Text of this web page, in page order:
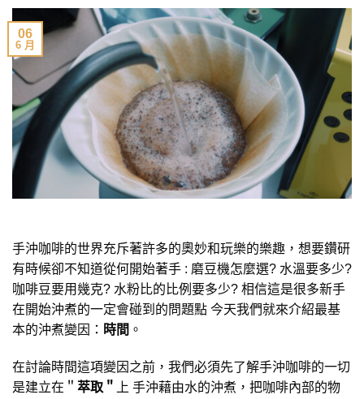
06
6 月
手沖咖啡的世界充斥著許多的奧妙和玩樂的樂趣，想要鑽研
有時候卻不知道從何開始著手 : 磨豆機怎麼選? 水溫要多少?
咖啡豆要用幾克? 水粉比的比例要多少? 相信這是很多新手
在開始沖煮的一定會碰到的問題點 今天我們就來介紹最基
本的沖煮變因： 時間 。
在討論時間這項變因之前，我們必須先了解手沖咖啡的一切
是建立在＂ 萃取＂
上 手沖藉由水的沖煮，把咖啡內部的物